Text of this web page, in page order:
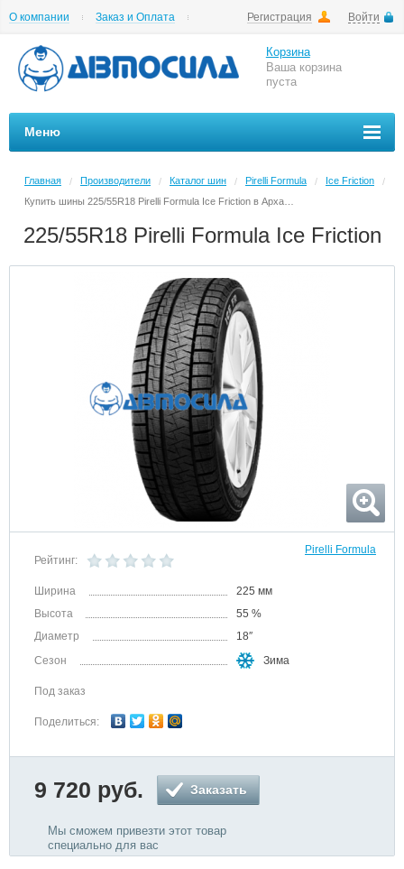
Регистрация Войти
О компании
Заказ и Оплата
Корзина
Ваша корзина
пуста
Меню
Главная / Производители / Каталог шин / Pirelli Formula / Ice Friction
/
225/55R18 Pirelli Formula Ice Friction
Рейтинг:
Pirelli Formula
Ширина
225 мм
Высота
55 %
Диаметр
18″
Сезон
Зима
Под заказ
Поделиться:
9 720 руб. Заказать
Мы сможем привезти этот товар
специально для вас